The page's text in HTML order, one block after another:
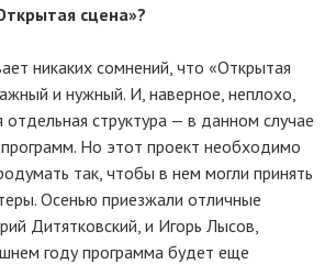
сцена»?
никаких сомнений, что «Открытая
и нужный. И, наверное, неплохо,
структура — в данном случае
Но этот проект необходимо
так, чтобы в нем могли принять
Осенью приезжали отличные
Дитятковский, и Игорь Лысов,
году программа будет еще